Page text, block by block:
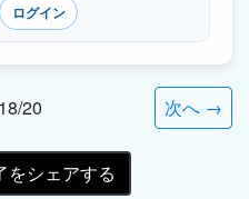
ログイン
20 次へ →
をシェアする